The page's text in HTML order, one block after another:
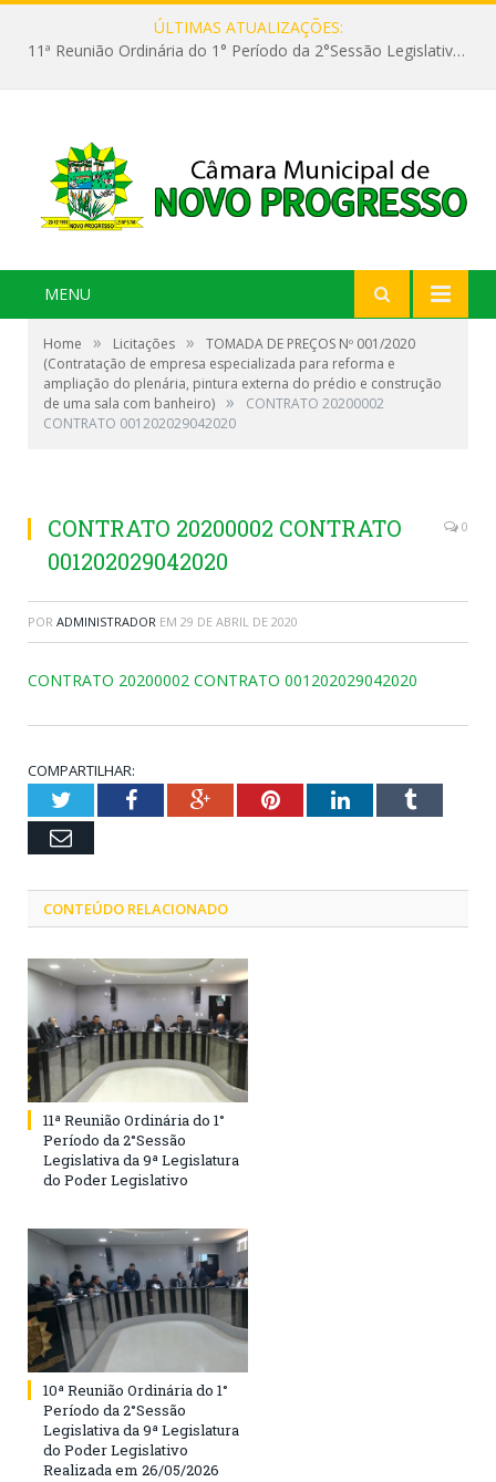
ÚLTIMAS ATUALIZAÇÕES:
11ª Reunião Ordinária do 1° Período da 2°Sessão Legislativa da 9ª Legislatura do Poder Legislativo
MENU
Home » Licitações »
TOMADA DE PREÇOS Nº 001/2020
(Contratação de empresa especializada para reforma e
ampliação do plenária, pintura externa do prédio e construção
de uma sala com banheiro) »
CONTRATO 20200002
CONTRATO 001202029042020
CONTRATO 20200002 CONTRATO
001202029042020
0
POR ADMINISTRADOR EM 29 DE ABRIL DE 2020
CONTRATO 20200002 CONTRATO 001202029042020
COMPARTILHAR:
TwitterFacebookGoogle+PinterestLinkedInTumblr
Email
CONTEÚDO RELACIONADO
11ª Reunião Ordinária do 1°
Período da 2°Sessão
Legislativa da 9ª Legislatura
do Poder Legislativo
10ª Reunião Ordinária do 1°
Período da 2°Sessão
Legislativa da 9ª Legislatura
do Poder Legislativo
Realizada em 26/05/2026